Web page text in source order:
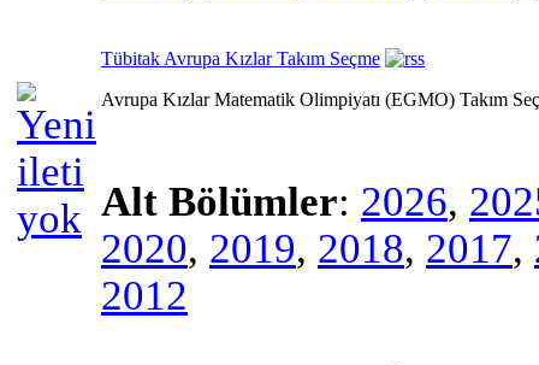
Tübitak Avrupa Kızlar Takım Seçme
Avrupa Kızlar Matematik Olimpiyatı (EGMO) Takım
Alt Bölümler: 2026,
2020, 2019, 2018, 2017,
2012